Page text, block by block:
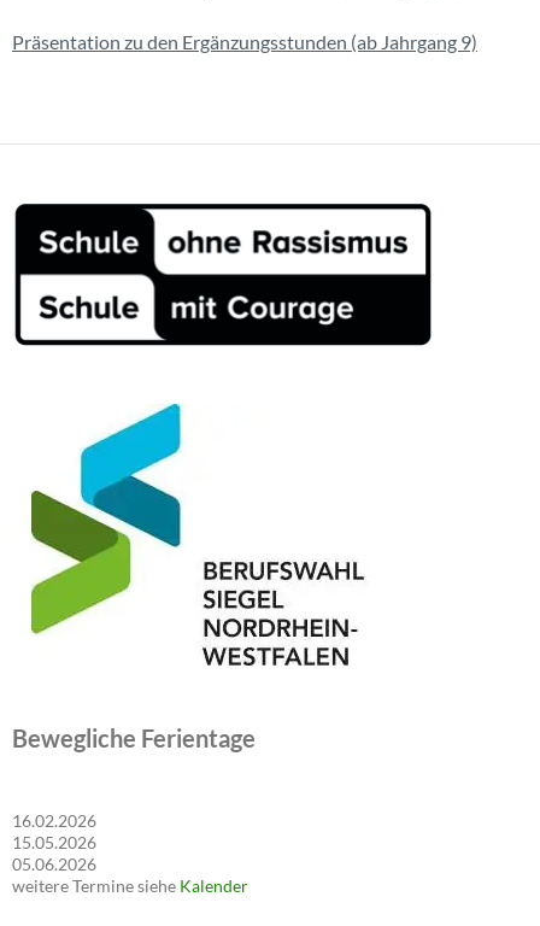
Präsentation zu den Ergänzungsstunden (ab Jahrgang 9)
Bewegliche Ferientage
16.02.2026
15.05.2026
05.06.2026
weitere Termine siehe Kalender